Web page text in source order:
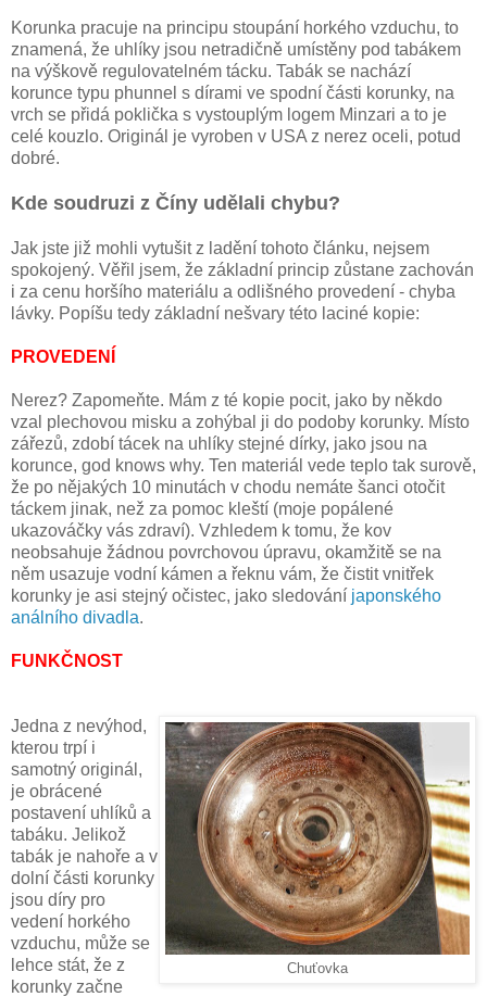
Korunka pracuje na principu stoupání horkého vzduchu, to
znamená, že uhlíky jsou netradičně umístěny pod tabákem
na výškově regulovatelném tácku. Tabák se nachází
korunce typu phunnel s dírami ve spodní části korunky, na
vrch se přidá poklička s vystouplým logem Minzari a to je
celé kouzlo. Originál je vyroben v USA z nerez oceli, potud
dobré.
Kde soudruzi z Číny udělali chybu?
Jak jste již mohli vytušit z ladění tohoto článku, nejsem
spokojený. Věřil jsem, že základní princip zůstane zachován
i za cenu horšího materiálu a odlišného provedení - chyba
lávky. Popíšu tedy základní nešvary této laciné kopie:
PROVEDENÍ
Nerez? Zapomeňte. Mám z té kopie pocit, jako by někdo
vzal plechovou misku a zohýbal ji do podoby korunky. Místo
zářezů, zdobí tácek na uhlíky stejné dírky, jako jsou na
korunce, god knows why. Ten materiál vede teplo tak surově,
že po nějakých 10 minutách v chodu nemáte šanci otočit
táckem jinak, než za pomoc kleští (moje popálené
ukazováčky vás zdraví). Vzhledem k tomu, že kov
neobsahuje žádnou povrchovou úpravu, okamžitě se na
něm usazuje vodní kámen a řeknu vám, že čistit vnitřek
korunky je asi stejný očistec, jako sledování japonského
análního divadla.
FUNKČNOST
Chuťovka
Jedna z nevýhod,
kterou trpí i
samotný originál,
je obrácené
postavení uhlíků a
tabáku. Jelikož
tabák je nahoře a v
dolní části korunky
jsou díry pro
vedení horkého
vzduchu, může se
lehce stát, že z
korunky začne